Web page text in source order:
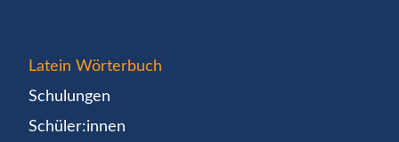
Latein Wörterbuch
Schulungen
Schüler:innen